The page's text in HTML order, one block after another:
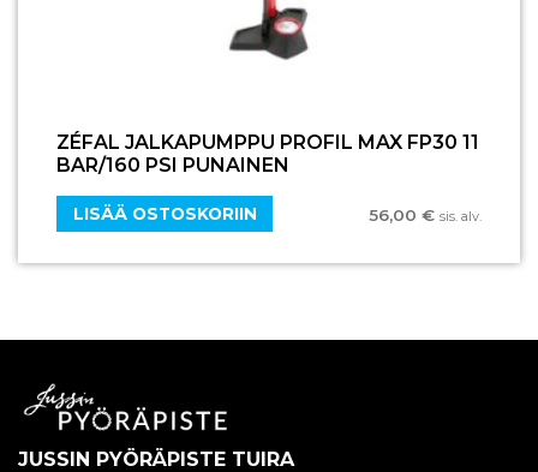
ZÉFAL JALKAPUMPPU PROFIL MAX FP30 11
BAR/160 PSI PUNAINEN
56,00 € sis. alv.
LISÄÄ OSTOSKORIIN
JUSSIN PYÖRÄPISTE TUIRA